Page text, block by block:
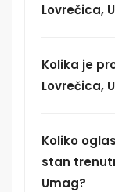
Lovrečica,
Kolika je
Lovrečica,
Koliko
stan
Umag?